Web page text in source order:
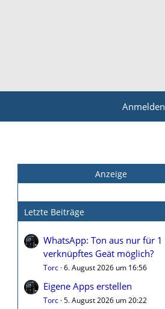
Anmelden
Anzeige
Letzte Beiträge
WhatsApp: Ton aus nur für 1
verknüpftes Geät möglich?
Torc 6. August 2026 um 16:56
Eigene Apps erstellen
Torc 5. August 2026 um 20:22